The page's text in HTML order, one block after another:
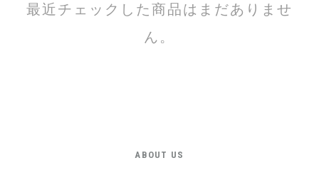
最近チェックした商品はまだありませ
ん。
ABOUT US